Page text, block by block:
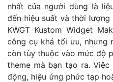
nhất của người dùng là
đến hiệu suất và thời
KWGT Kustom Widget
công cụ khá tối ưu, nhưng
còn tùy thuộc vào mức độ
theme mà bạn tạo ra.
động, hiệu ứng phức tạp